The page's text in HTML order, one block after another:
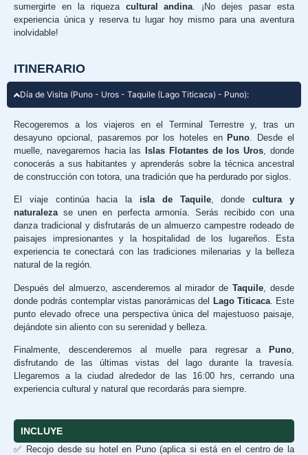
sumergirte en la riqueza cultural andina . ¡No dejes pasar esta
experiencia única y reserva tu lugar hoy mismo para una aventura
inolvidable!
ITINERARIO
Día de Visita (Puno - Uros - Taquile (Lago Titicaca) - Puno):
Recogeremos a los viajeros en el Terminal Terrestre y, tras un
desayuno opcional, pasaremos por los hoteles enPuno. Desde el
muelle, navegaremos hacia las
Islas Flotantes de los Uros, donde
conocerás a sus habitantes y aprenderás sobre la técnica ancestral
de construcción con totora, una tradición que ha perdurado por siglos.
El viaje continúa hacia la isla de Taquile, dondecultura y
naturalezase unen en perfecta armonía. Serás recibido con una
danza tradicional y disfrutarás de un almuerzo campestre rodeado de
paisajes impresionantes y la hospitalidad de los lugareños. Esta
experiencia te conectará con las tradiciones milenarias y la belleza
natural de la región.
Después del almuerzo, ascenderemos al mirador de Taquile , desde
donde podrás contemplar vistas panorámicas del
Lago Titicaca. Este
punto elevado ofrece una perspectiva única del majestuoso paisaje,
dejándote sin aliento con su serenidad y belleza.
Finalmente, descenderemos al muelle para regresar a Puno,
disfrutando de las últimas vistas del lago durante la travesía.
Llegaremos a la ciudad alrededor de las 16:00 hrs, cerrando una
experiencia cultural y natural que recordarás para siempre.
INCLUYE
✅ Recojo desde su hotel en Puno (aplica si está en el centro de la